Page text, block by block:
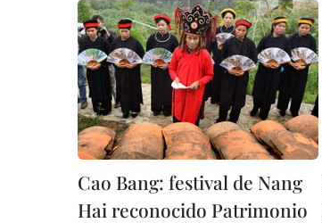
Cao Bang: festival de Nang
Hai reconocido Patrimonio